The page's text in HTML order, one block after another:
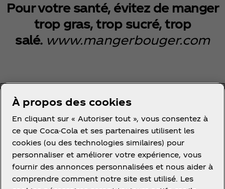
Pour votre santé, évitez de manger
trop gras, trop sucré, trop
salé. www.mangerbouger.com
Me tenir au courant
Inscrivez-vous maintenant pour un accès exclusif à
tout l'univers Coca‑Cola !
Me tenir informé
À propos des cookies
En cliquant sur « Autoriser tout », vous consentez à
ce que Coca-Cola et ses partenaires utilisent les
cookies (ou des technologies similaires) pour
personnaliser et améliorer votre expérience, vous
fournir des annonces personnalisées et nous aider à
comprendre comment notre site est utilisé. Les